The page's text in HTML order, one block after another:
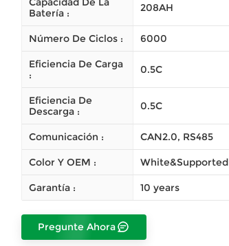
Batería :
208AH
Número De Ciclos : 6000
Eficiencia De Carga
:
0.5C
Eficiencia De
Descarga :
0.5C
Comunicación : CAN2.0, RS485
Color Y OEM : White&Supported
Garantía : 10 years
Pregunte Ahora